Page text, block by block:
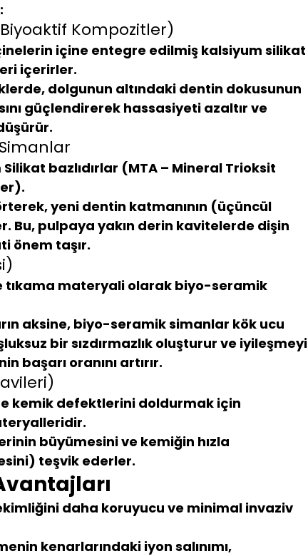
Kompozitler)
içine entegre edilmiş kalsiyum silikat
içerirler.
dolgunun altındaki dentin dokusunun
güçlendirerek hassasiyeti azaltır ve
bazlıdırlar (MTA – Mineral Trioksit
yeni dentin katmanının (üçüncül
Bu, pulpaya yakın derin kavitelerde dişin
önem taşır.
tıkama materyali olarak biyo-seramik
aksine, biyo-seramik simanlar kök ucu
bir sızdırmazlık oluşturur ve iyileşmeyi
başarı oranını artırır.
kemik defektlerini doldurmak için
büyümesini ve kemiğin hızla
teşvik ederler.
daha koruyucu ve minimal invaziv
kenarlarındaki iyon salınımı,